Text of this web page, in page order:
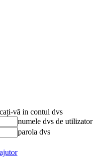
vă in contul dvs
numele dvs de utilizator
parola dvs